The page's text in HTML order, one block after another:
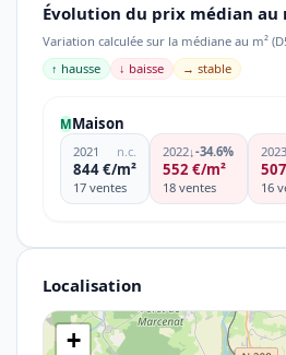
Évolution du prix médian au
Variation calculée sur la médiane au m²
↑ hausse
↓ baisse → stable
MMaison
2021 n.c.
844 €/m²
17 ventes
2022↓-34.6%
552 €/m²
18 ventes
2023
16
Localisation
+